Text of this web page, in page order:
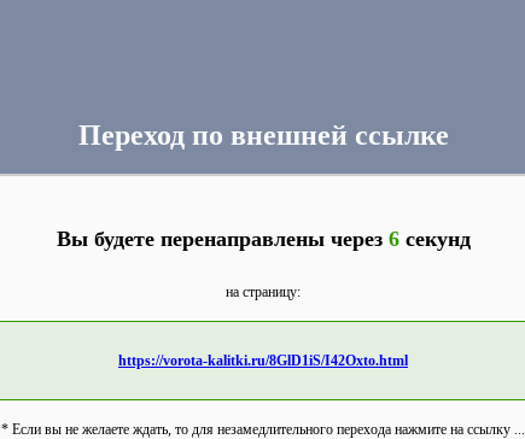
Переход по внешней ссылке
Вы будете перенаправлены через 6секунд
на страницу:
https://vorota-kalitki.ru/8GlD1iS/I42Oxto.html
* Если вы не желаете ждать, то для незамедлительного перехода нажмите на ссылку ...